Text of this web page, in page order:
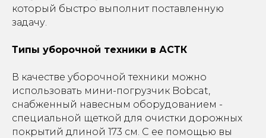
который быстро выполнит поставленную
задачу.
Типы уборочной техники в АСТК
В качестве уборочной техники можно
использовать мини-погрузчик Bobcat,
снабженный навесным оборудованием -
специальной щеткой для очистки дорожных
покрытий длиной 173 см. С ее помощью вы